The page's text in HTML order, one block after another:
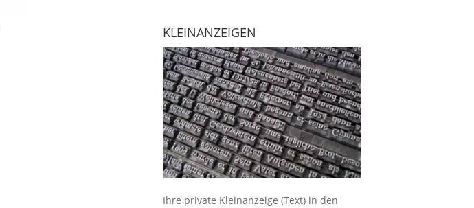
KLEINANZEIGEN
Ihre private Kleinanzeige (Text) in den